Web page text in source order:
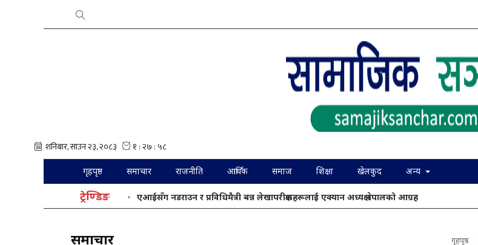
गृहपृष्ठ समाचार राजनीति आर्थिक समाज शिक्षा खेलकुद अन्य
ट्रेण्डिङ एआईसँग नडराउन र प्रविधिमैत्री बन्न लेखापरीक्षकहरूलाई एक्यान अध्यक्ष नेपालको आग्रह
समाचार गृहपृष्ठ